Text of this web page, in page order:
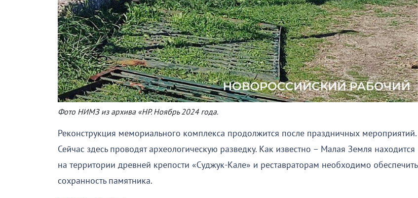
Фото НИМЗ из архива «НР. Ноябрь 2024 года.
Реконструкция мемориального комплекса продолжится после праздничных мероприятий.
Сейчас здесь проводят археологическую разведку. Как известно – Малая Земля находится
на территории древней крепости «Суджук-Кале» и реставраторам необходимо обеспечить
сохранность памятника.